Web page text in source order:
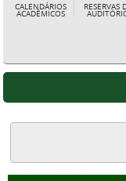
CALENDÁRIOS
ACADÊMICOS
RESERVAS